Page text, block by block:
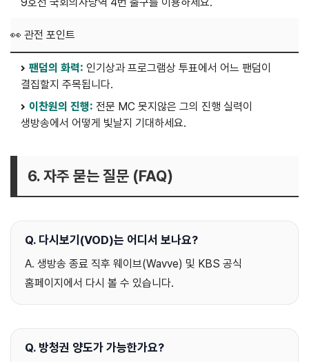
👀 관전 포인트
팬덤의 화력: 인기상과 프로그램상 투표에서 어느 팬덤이
결집할지 주목됩니다.
이찬원의 진행: 전문 MC 못지않은 그의 진행 실력이
생방송에서 어떻게 빛날지 기대하세요.
6. 자주 묻는 질문 (FAQ)
Q. 다시보기(VOD)는 어디서 보나요?
A. 생방송 종료 직후 웨이브(Wavve) 및 KBS 공식
홈페이지에서 다시 볼 수 있습니다.
Q. 방청권 양도가 가능한가요?